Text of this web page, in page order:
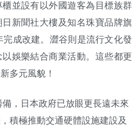
並設有以外國遊客為目標族群
日新聞社大樓及知名珠寶品牌旗
完成改建。 澀谷則是流行文化發
以娛樂結合商業活動。 這些都更
多元風貌 ！
備 ， 日本政府已放眼更長遠未來
， 積極推動交通硬體設施建設及